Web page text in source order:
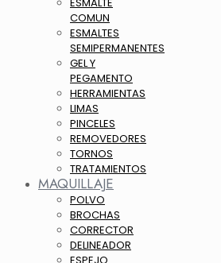
COMUN
ESMALTES
SEMIPERMANENTES
GEL Y
PEGAMENTO
HERRAMIENTAS
LIMAS
PINCELES
REMOVEDORES
TORNOS
TRATAMIENTOS
MAQUILLAJE
POLVO
BROCHAS
CORRECTOR
DELINEADOR